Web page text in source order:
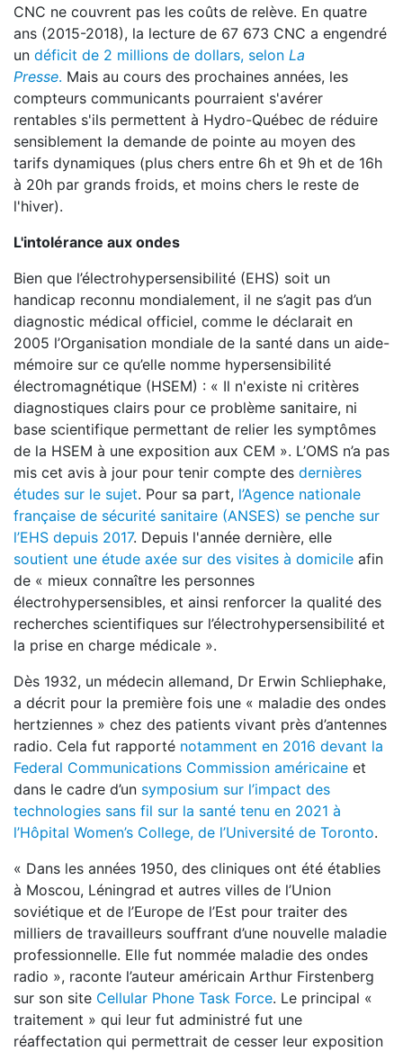
CNC ne couvrent pas les coûts de relève. En quatre
ans (2015-2018), la lecture de 67 673 CNC a engendré
un déficit de 2 millions de dollars, selon La
Presse. Mais au cours des prochaines années, les
compteurs communicants pourraient s'avérer
rentables s'ils permettent à Hydro-Québec de réduire
sensiblement la demande de pointe au moyen des
tarifs dynamiques (plus chers entre 6h et 9h et de 16h
à 20h par grands froids, et moins chers le reste de
l'hiver).
L'intolérance aux ondes
Bien que l’électrohypersensibilité (EHS) soit un
handicap reconnu mondialement, il ne s’agit pas d’un
diagnostic médical officiel, comme le déclarait en
2005 l’Organisation mondiale de la santé dans un aide-
mémoire sur ce qu’elle nomme hypersensibilité
électromagnétique (HSEM) : « Il n'existe ni critères
diagnostiques clairs pour ce problème sanitaire, ni
base scientifique permettant de relier les symptômes
de la HSEM à une exposition aux CEM ». L’OMS n’a pas
mis cet avis à jour pour tenir compte des dernières
études sur le sujet. Pour sa part, l’Agence nationale
française de sécurité sanitaire (ANSES) se penche sur
l’EHS depuis 2017. Depuis l'année dernière, elle
soutient une étude axée sur des visites à domicile afin
de « mieux connaître les personnes
électrohypersensibles, et ainsi renforcer la qualité des
recherches scientifiques sur l’électrohypersensibilité et
la prise en charge médicale ».
Dès 1932, un médecin allemand, Dr Erwin Schliephake,
a décrit pour la première fois une « maladie des ondes
hertziennes » chez des patients vivant près d’antennes
radio. Cela fut rapporté notamment en 2016 devant la
Federal Communications Commission américaine et
dans le cadre d’un symposium sur l’impact des
technologies sans fil sur la santé tenu en 2021 à
l’Hôpital Women’s College, de l’Université de Toronto.
« Dans les années 1950, des cliniques ont été établies
à Moscou, Léningrad et autres villes de l’Union
soviétique et de l’Europe de l’Est pour traiter des
milliers de travailleurs souffrant d’une nouvelle maladie
professionnelle. Elle fut nommée maladie des ondes
radio », raconte l’auteur américain Arthur Firstenberg
sur son site Cellular Phone Task Force. Le principal «
traitement » qui leur fut administré fut une
réaffectation qui permettrait de cesser leur exposition